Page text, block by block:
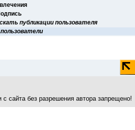
публикации пользователя
сайта без разрешения автора запрещено!